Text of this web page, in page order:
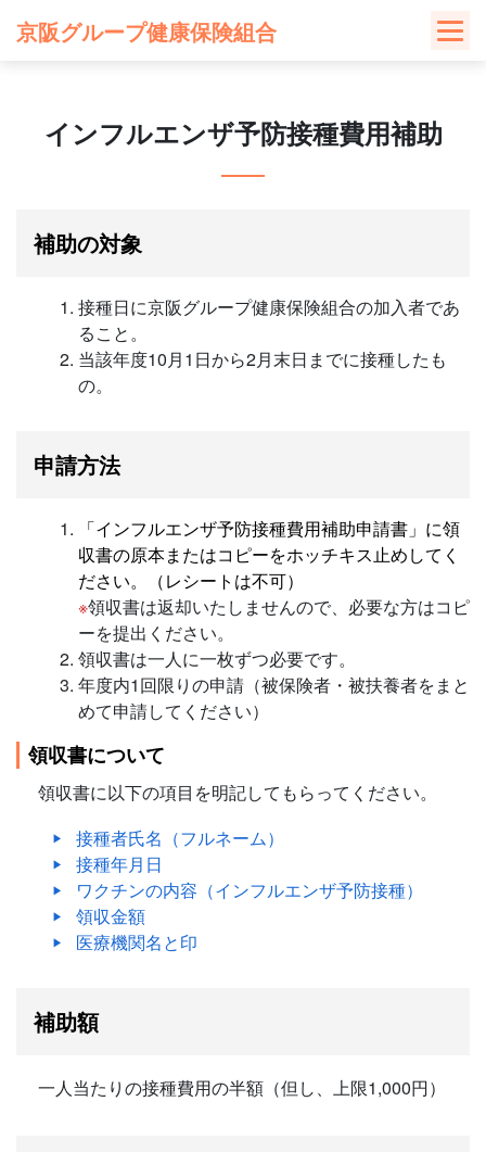
京阪グループ健康保険組合
インフルエンザ予防接種費用補助
補助の対象
接種日に京阪グループ健康保険組合の加入者であ
ること。
当該年度10月1日から2月末日までに接種したも
の。
申請方法
「インフルエンザ予防接種費用補助申請書」に領
収書の原本またはコピーをホッチキス止めしてく
ださい。（レシートは不可）
※領収書は返却いたしませんので、必要な方はコピ
ーを提出ください。
領収書は一人に一枚ずつ必要です。
年度内1回限りの申請（被保険者・被扶養者をまと
めて申請してください）
領収書について
領収書に以下の項目を明記してもらってください。
接種者氏名（フルネーム）
接種年月日
ワクチンの内容（インフルエンザ予防接種）
領収金額
医療機関名と印
補助額
一人当たりの接種費用の半額（但し、上限1,000円）